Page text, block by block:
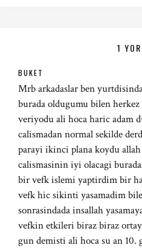
1
BUKET
Mrb arkadaslar ben
burada oldugumu bilen
veriyodu ali hoca haric adam
calismadan normal sekilde
parayi ikinci plana koydu
calismasinin iyi olacagi
bir vefk islemi yaptirdim bir
vefk hic sikinti yasamadim
sonrasindada insallah
vefkin etkileri biraz biraz
gun demisti ali hoca su an 10.